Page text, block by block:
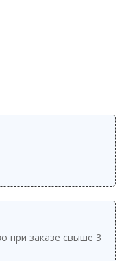
при заказе свыше 3